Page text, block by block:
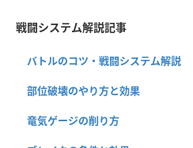
戦闘システム解説記事
バトルのコツ・戦闘システム解説
部位破壊のやり方と効果
竜気ゲージの削り方